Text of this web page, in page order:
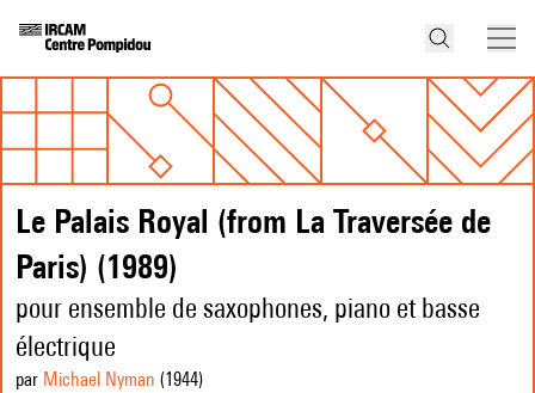
Le Palais Royal (from La Traversée de
Paris) (1989)
pour ensemble de saxophones, piano et basse
électrique
par Michael Nyman (1944)